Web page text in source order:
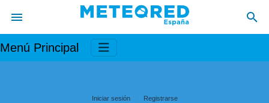
Menú Principal
Iniciar sesión Registrarse